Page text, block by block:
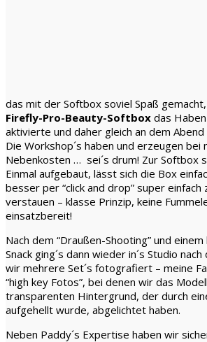
das mit der Softbox soviel Spaß
Firefly-Pro-Beauty-Softbox das
aktivierte und daher gleich an dem
Die Workshop´s haben und erzeugen bei
Nebenkosten … sei´s drum! Zur Softbox
Einmal aufgebaut, lässt sich die Box
besser per “click and drop” super einfach
verstauen – klasse Prinzip, keine
einsatzbereit!
Nach dem “Draußen-Shooting” und
Snack ging´s dann wieder in´s Studio
wir mehrere Set´s fotografiert – meine
“high key Fotos”, bei denen wir das
transparenten Hintergrund, der durch
aufgehellt wurde, abgelichtet haben.
Neben Paddy´s Expertise haben wir